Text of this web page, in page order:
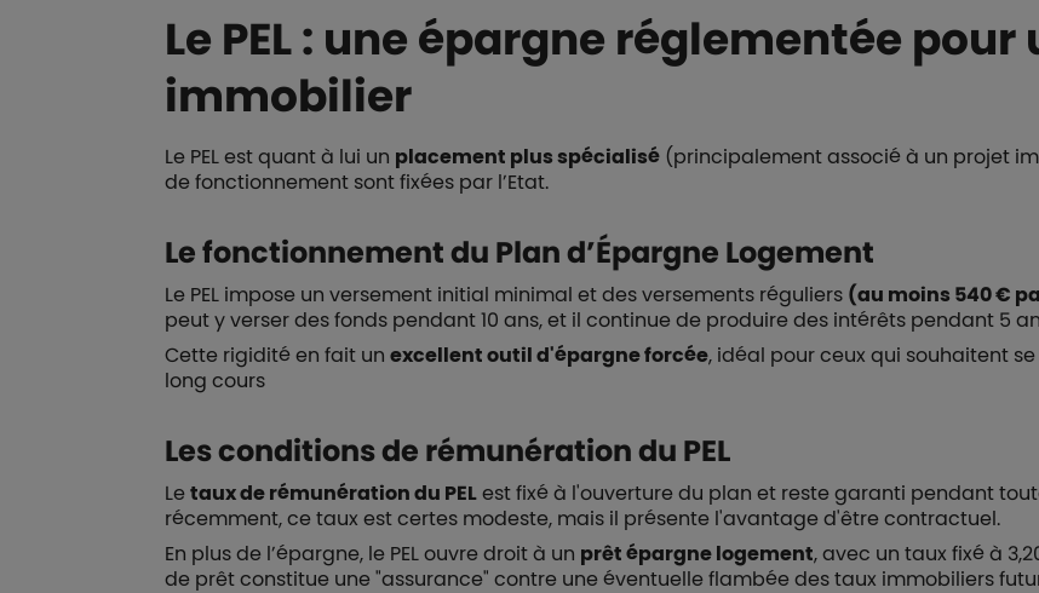
Le PEL : une épargne réglementée
immobilier
Le PEL est quant à lui un placement plus spécialisé (principalement associé à un projet
de fonctionnement sont fixées par l’Etat.
Le fonctionnement du Plan d’Épargne Logement
Le PEL impose un versement initial minimal et des versements réguliers (au moins 540 €
peut y verser des fonds pendant 10 ans, et il continue de produire des intérêts pendant 5
Cette rigidité en fait un excellent outil d'épargne forcée, idéal pour ceux qui souhaitent
long cours
Les conditions de rémunération du PEL
Letaux de rémunération du PELest fixé à l'ouverture du plan et reste garanti pendant
récemment, ce taux est certes modeste, mais il présente l'avantage d'être contractuel.
En plus de l’épargne, le PEL ouvre droit à un prêt épargne logement, avec un taux fixé à
de prêt constitue une "assurance" contre une éventuelle flambée des taux immobiliers